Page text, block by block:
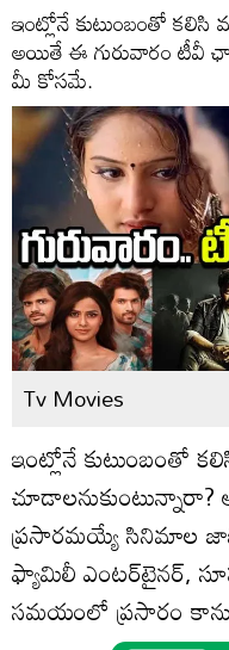
ఇంట్లోనే కుటుంబంతో
అయితే ఈ గురువారం టీవీ
మీ కోసమే.
Tv Movies
ఇంట్లోనే కుటుంబంతో
ప్రసారమయ్యే సినిమాల
ఫ్యామిలీ ఎంటర్‌టైనర్‌,
సమయంలో ప్రసారం